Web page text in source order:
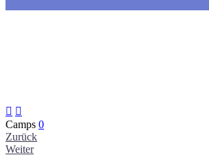
 
Camps 0
Zurück
Weiter